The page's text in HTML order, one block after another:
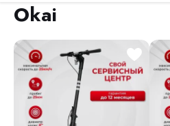
Okai